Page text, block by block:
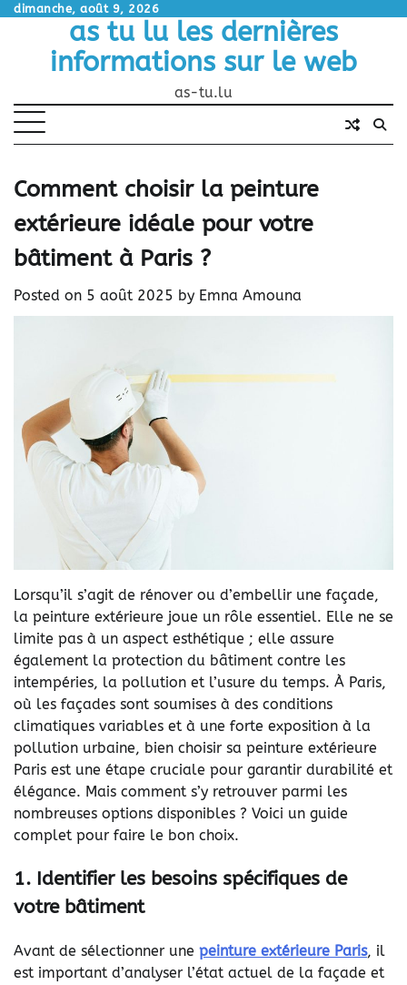
Skipdimanche, août 9, 2026
as tu lu les dernières
informations sur le web
as-tu.lu
Comment choisir la peinture
extérieure idéale pour votre
bâtiment à Paris ?
Posted on 5 août 2025 by Emna Amouna
Lorsqu’il s’agit de rénover ou d’embellir une façade,
la peinture extérieure joue un rôle essentiel. Elle ne se
limite pas à un aspect esthétique ; elle assure
également la protection du bâtiment contre les
intempéries, la pollution et l’usure du temps. À Paris,
où les façades sont soumises à des conditions
climatiques variables et à une forte exposition à la
pollution urbaine, bien choisir sa peinture extérieure
Paris est une étape cruciale pour garantir durabilité et
élégance. Mais comment s’y retrouver parmi les
nombreuses options disponibles ? Voici un guide
complet pour faire le bon choix.
1. Identifier les besoins spécifiques de
votre bâtiment
Avant de sélectionner une peinture extérieure Paris, il
est important d’analyser l’état actuel de la façade et